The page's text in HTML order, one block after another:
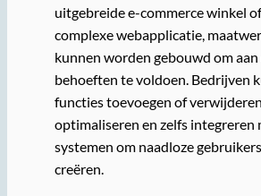
uitgebreide e-commerce winkel
complexe webapplicatie,
kunnen worden gebouwd om aan
behoeften te voldoen. Bedrijven
functies toevoegen of
optimaliseren en zelfs integreren
systemen om naadloze
creëren.